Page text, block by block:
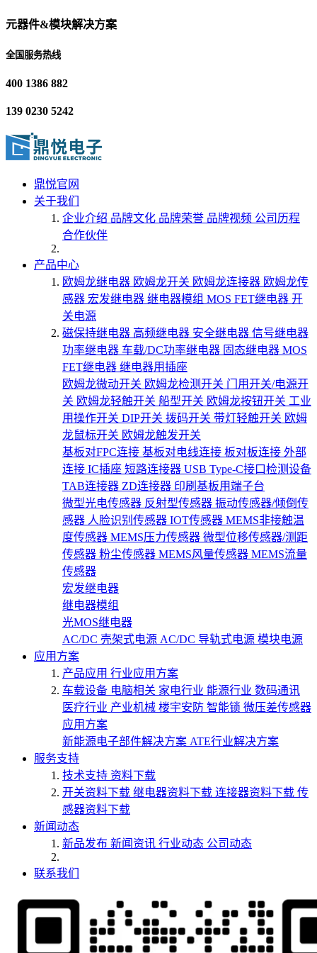
元器件&模块解决方案
全国服务热线
400 1386 882
139 0230 5242
鼎悦官网
关于我们
企业介绍 品牌文化 品牌荣誉 品牌视频 公司历程
合作伙伴
产品中心
欧姆龙继电器 欧姆龙开关 欧姆龙连接器 欧姆龙传
感器 宏发继电器 继电器模组 MOS FET继电器 开
关电源
磁保持继电器 高频继电器 安全继电器 信号继电器
功率继电器 车载/DC功率继电器 固态继电器 MOS
FET继电器 继电器用插座
欧姆龙微动开关 欧姆龙检测开关 门用开关/电源开
关 欧姆龙轻触开关 船型开关 欧姆龙按钮开关 工业
用操作开关 DIP开关 拨码开关 带灯轻触开关 欧姆
龙鼠标开关 欧姆龙触发开关
基板对FPC连接 基板对电线连接 板对板连接 外部
连接 IC插座 短路连接器 USB Type-C接口检测设备
TAB连接器 ZD连接器 印刷基板用端子台
微型光电传感器 反射型传感器 振动传感器/倾倒传
感器 人脸识别传感器 IOT传感器 MEMS非接触温
度传感器 MEMS压力传感器 微型位移传感器/测距
传感器 粉尘传感器 MEMS风量传感器 MEMS流量
传感器
宏发继电器
继电器模组
光MOS继电器
AC/DC 壳架式电源 AC/DC 导轨式电源 模块电源
应用方案
产品应用 行业应用方案
车载设备 电脑相关 家电行业 能源行业 数码通讯
医疗行业 产业机械 楼宇安防 智能锁 微压差传感器
应用方案
新能源电子部件解决方案 ATE行业解决方案
服务支持
技术支持 资料下载
开关资料下载 继电器资料下载 连接器资料下载 传
感器资料下载
新闻动态
新品发布 新闻资讯 行业动态 公司动态
联系我们